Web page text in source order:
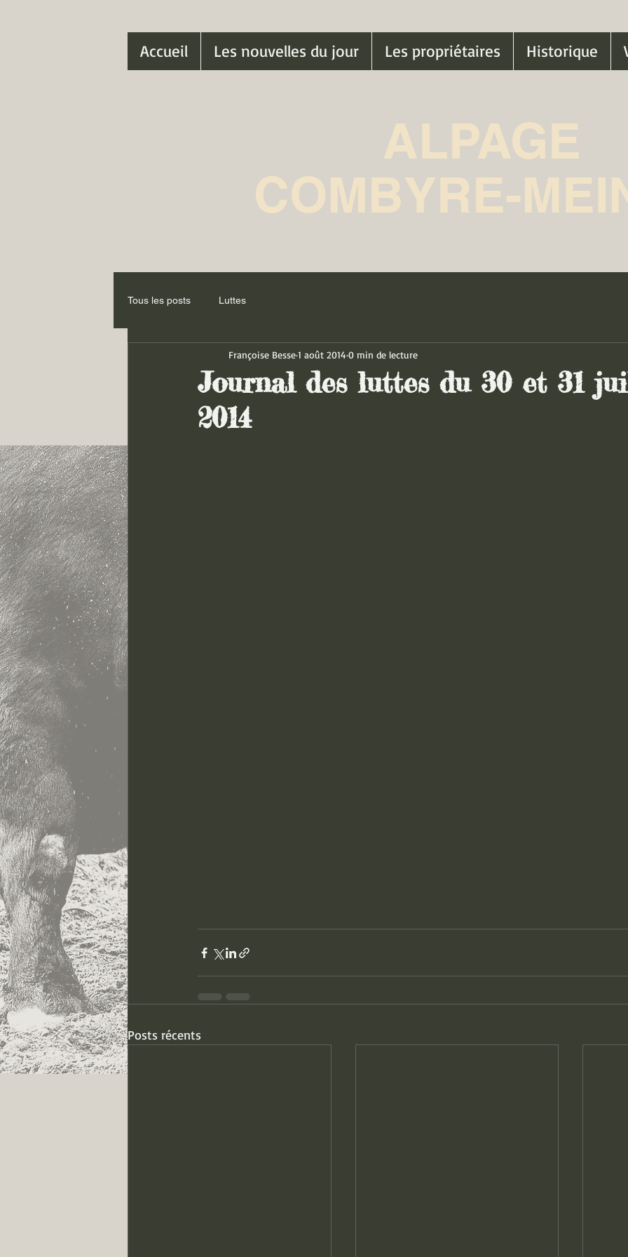
Accueil Les nouvelles du jour Les propriétaires Historique
ALPAGE
COMBYRE-
Tous les posts Luttes
Journal des luttes du 30 et 31
2014
Françoise Besse1 août 2014 0 min de lecture
Posts récents